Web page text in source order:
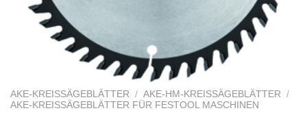
AKE-KREISSÄGEBLÄTTER / AKE-HM-KREISSÄGEBLÄTTER
/
AKE-KREISSÄGEBLÄTTER FÜR FESTOOL MASCHINEN